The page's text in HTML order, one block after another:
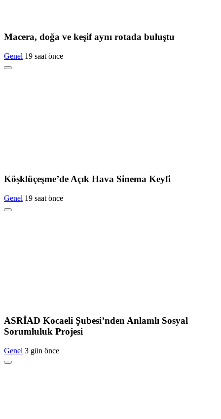
Macera, doğa ve keşif aynı rotada buluştu
Genel 19 saat önce
Köşklüçeşme’de Açık Hava Sinema Keyfi
Genel 19 saat önce
ASRİAD Kocaeli Şubesi’nden Anlamlı Sosyal
Sorumluluk Projesi
Genel 3 gün önce